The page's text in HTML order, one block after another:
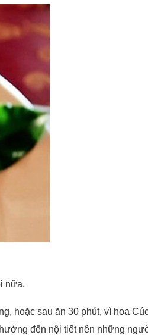
nữa.
hoặc sau ăn 30 phút, vì hoa
đến nội tiết nên những